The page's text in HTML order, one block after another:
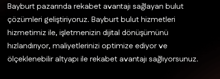
Bayburt pazarında rekabet avantajı sağlayan bulut
çözümleri geliştiriyoruz. Bayburt bulut hizmetleri
hizmetimiz ile, işletmenizin dijital dönüşümünü
hızlandırıyor, maliyetlerinizi optimize ediyor ve
ölçeklenebilir altyapı ile rekabet avantajı sağlıyorsunuz.